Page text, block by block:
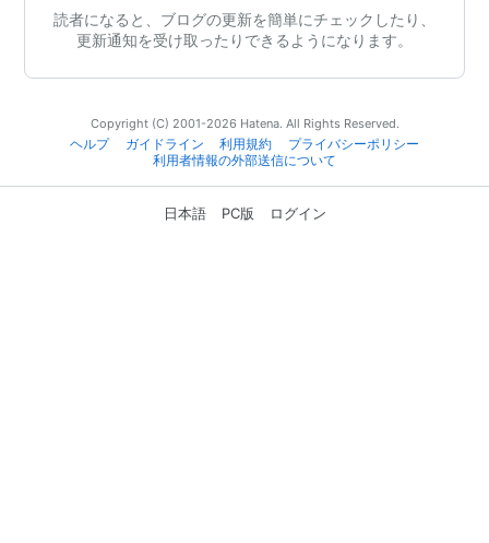
読者になると、ブログの更新を簡単にチェックしたり、
更新通知を受け取ったりできるようになります。
Copyright (C) 2001-2026 Hatena. All Rights Reserved.
ヘルプ
ガイドライン 利用規約
プライバシーポリシー
利用者情報の外部送信について
日本語 PC版 ログイン